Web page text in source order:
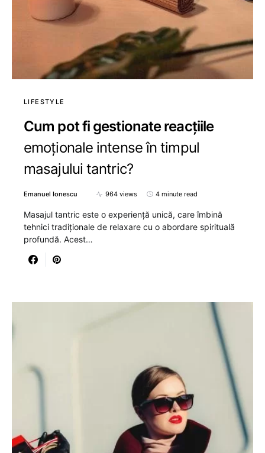
LIFESTYLE
Cum pot fi gestionate reacțiile
emoționale intense în timpul
masajului tantric?
Emanuel Ionescu 964 views 4 minute read
Masajul tantric este o experiență unică, care îmbină
tehnici tradiționale de relaxare cu o abordare spirituală
profundă. Acest…